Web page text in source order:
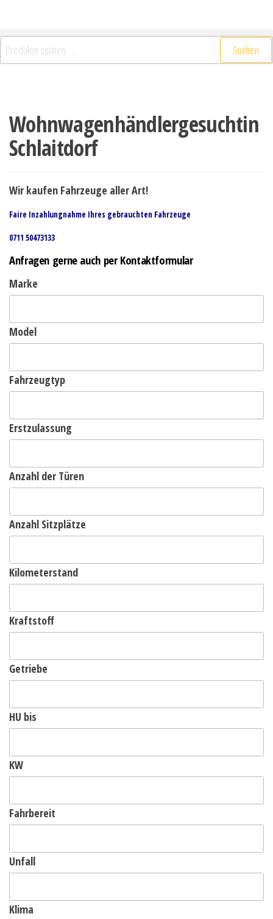
Suchen
Wohnwagenhändlergesuchtin
Schlaitdorf
Wir kaufen Fahrzeuge aller Art!
Faire Inzahlungnahme Ihres gebrauchten Fahrzeuge
0711 50473133
Anfragen gerne auch per Kontaktformular
Marke
Model
Fahrzeugtyp
Erstzulassung
Anzahl der Türen
Anzahl Sitzplätze
Kilometerstand
Kraftstoff
Getriebe
HU bis
KW
Fahrbereit
Unfall
Klima